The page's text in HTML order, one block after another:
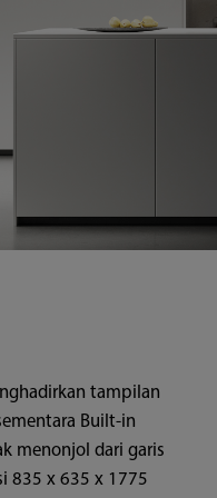
tampilan
Built-in
menonjol dari garis
835 x 635 x 1775